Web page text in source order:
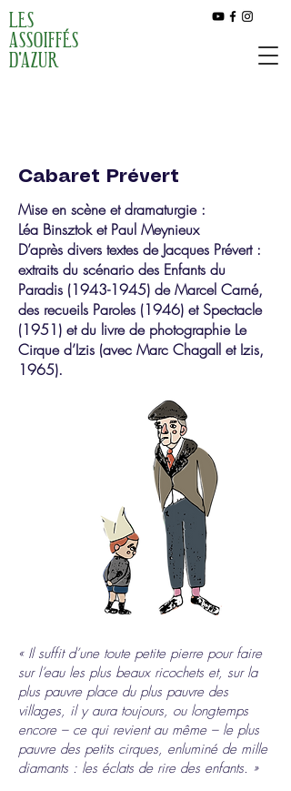
LES
ASSOIFFÉS
D'AZUR
Cabaret Prévert
Mise en scène et dramaturgie :
Léa Binsztok et Paul Meynieux
D’après divers textes de Jacques Prévert :
extraits du scénario des Enfants du
Paradis (1943-1945) de Marcel Carné,
des recueils Paroles (1946) et Spectacle
(1951) et du livre de photographie Le
Cirque d’Izis (avec Marc Chagall et Izis,
1965).
moment
en tournée
« Il suffit d’une toute petite pierre pour faire
sur l’eau les plus beaux ricochets et, sur la
plus pauvre place du plus pauvre des
villages, il y aura toujours, ou longtemps
encore – ce qui revient au même – le plus
pauvre des petits cirques, enluminé de mille
diamants : les éclats de rire des enfants. »